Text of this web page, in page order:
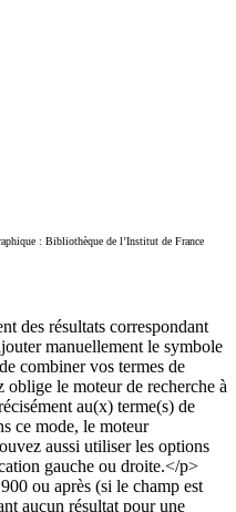
: Bibliothèque de l’Institut de France